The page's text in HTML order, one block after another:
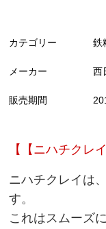
カテゴリー 鉄
メーカー 西
販売期間
【【ニハチクレ
ニハチクレイは
す。
これはスムーズ